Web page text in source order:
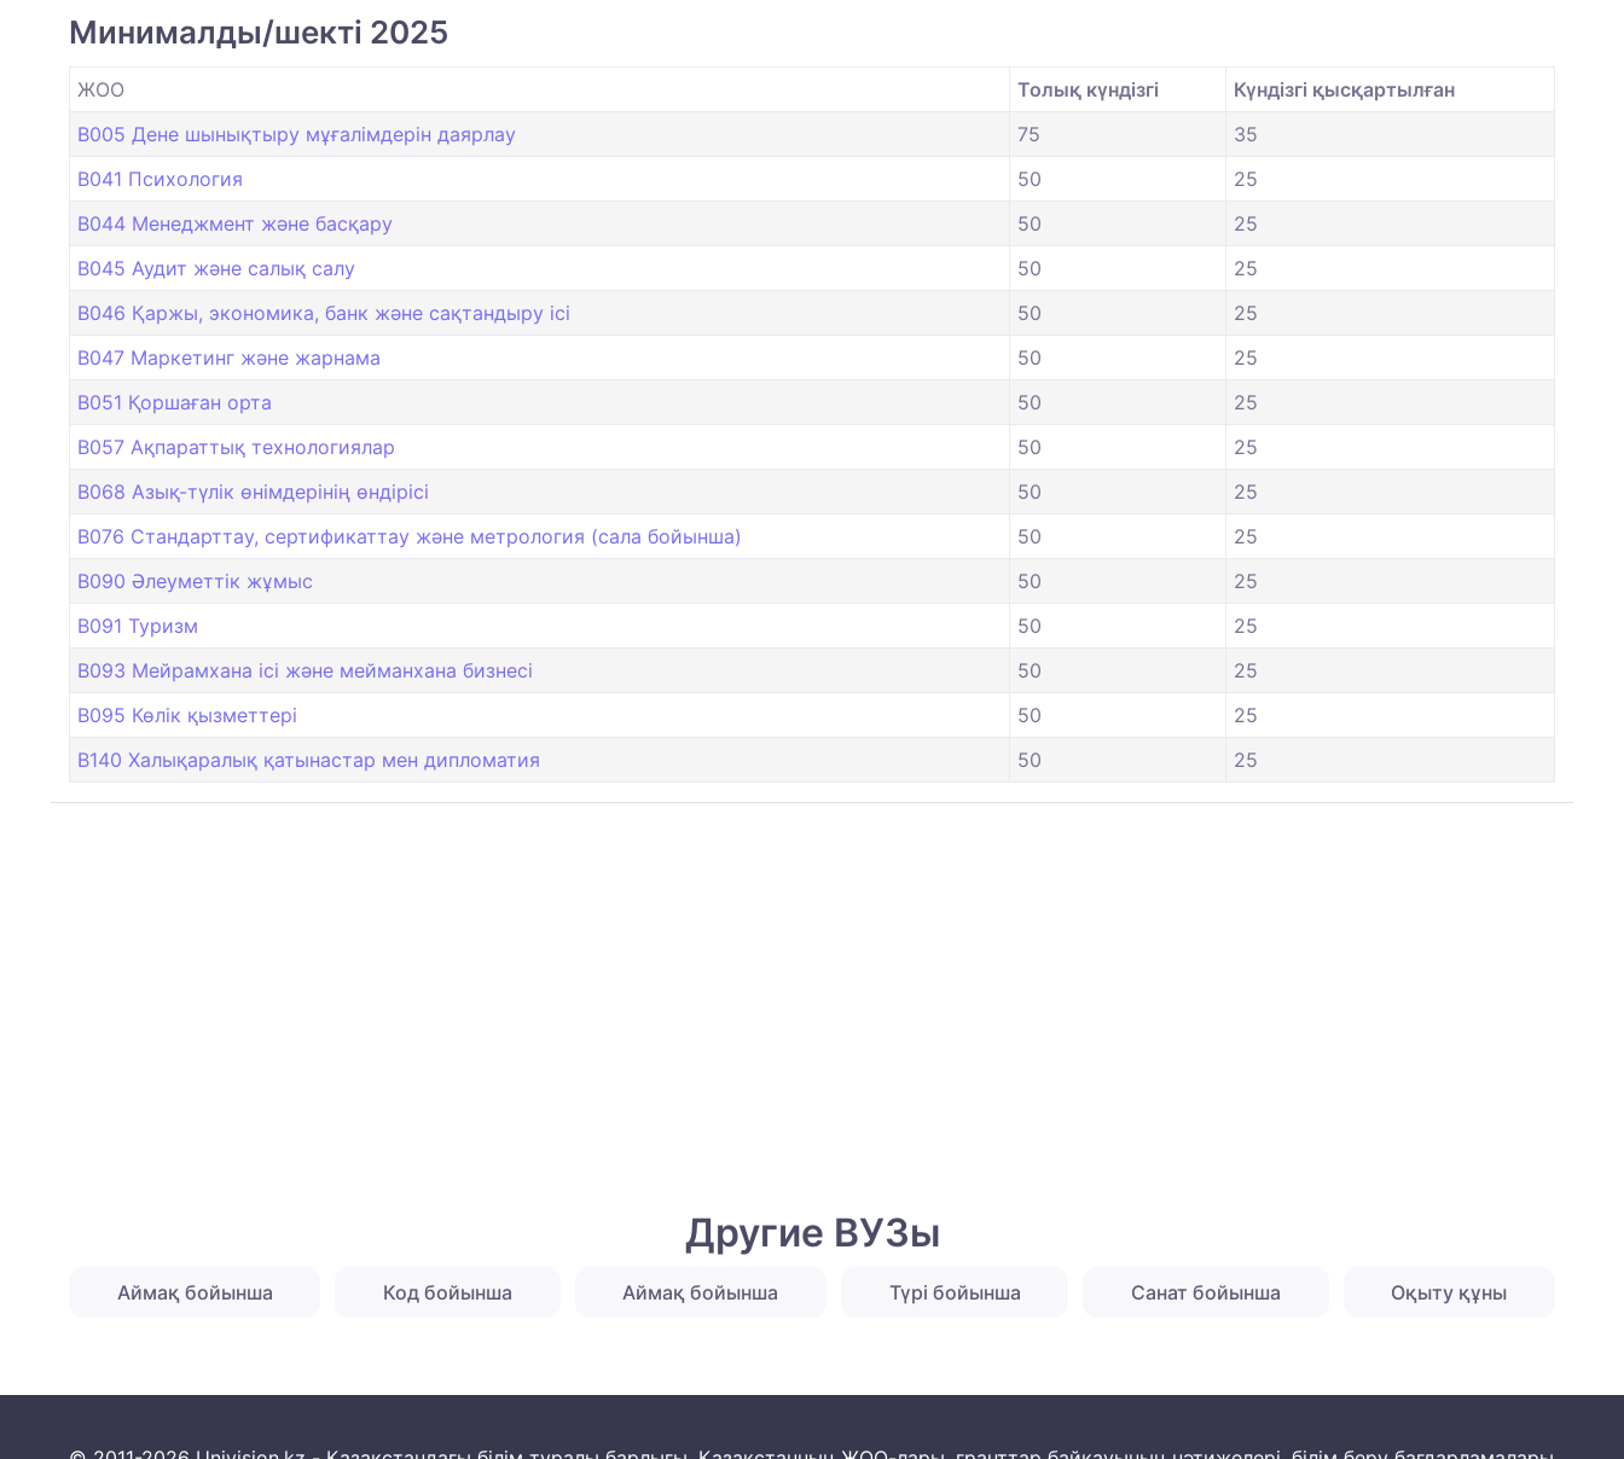
Минималды/шекті 2025
ЖОО Толық күндізгі
Күндізгі қысқартылған
B005 Дене шынықтыру мұғалімдерін даярлау
75
35
B041 Психология
50
25
B044 Менеджмент және басқару
50
25
B045 Аудит және салық салу
50
25
B046 Қаржы, экономика, банк және сақтандыру ісі
50
25
B047 Маркетинг және жарнама
50
25
B051 Қоршаған орта
50
25
B057 Ақпараттық технологиялар
50
25
B068 Азық-түлік өнімдерінің өндірісі
50
25
B076 Стандарттау, сертификаттау және метрология (сала бойынша)
50
25
B090 Әлеуметтік жұмыс
50
25
B091 Туризм
50
25
B093 Мейрамхана ісі және мейманхана бизнесі
50
25
B095 Көлік қызметтері
50
25
B140 Халықаралық қатынастар мен дипломатия
50 25
Другие ВУЗы
Аймақ бойынша Код бойынша Аймақ бойынша Түрі бойынша Санат бойынша Оқыту құны